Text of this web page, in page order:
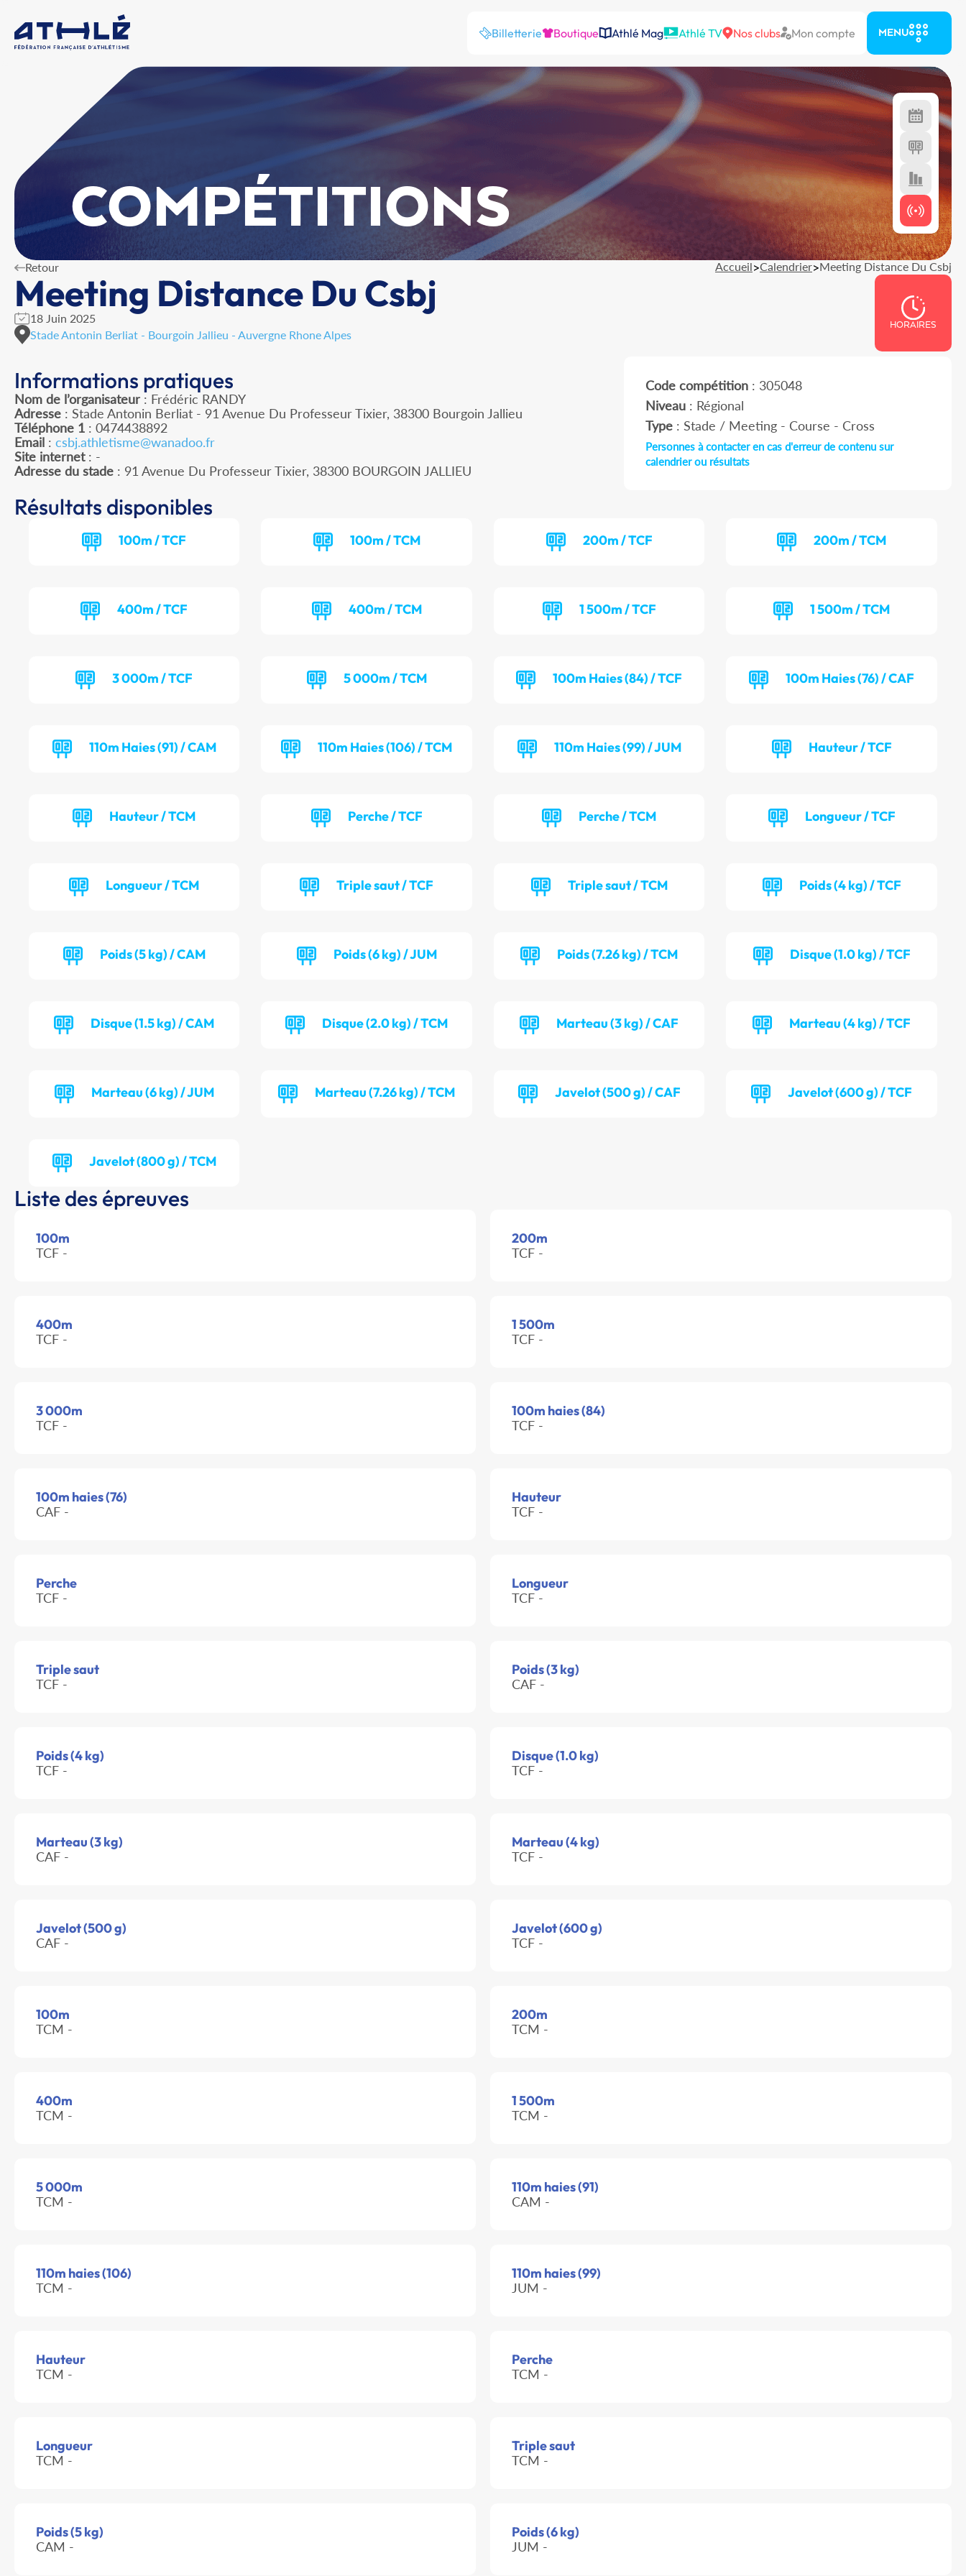
Billetterie Boutique Athlé Mag Athlé TV Nos clubs Mon compte MENU
COMPÉTITIONS
Retour Accueil>Calendrier>Meeting Distance Du Csbj
Meeting Distance Du Csbj
18 Juin 2025
Stade Antonin Berliat - Bourgoin Jallieu - Auvergne Rhone Alpes
HORAIRES
Informations pratiques
Nom de l’organisateur : Frédéric RANDY
Adresse : Stade Antonin Berliat - 91 Avenue Du Professeur Tixier, 38300 Bourgoin Jallieu
Téléphone 1 : 0474438892
Email : csbj.athletisme@wanadoo.fr
Site internet: -
Adresse du stade : 91 Avenue Du Professeur Tixier, 38300 BOURGOIN JALLIEU
Code compétition: 305048
Niveau: Régional
Type: Stade / Meeting - Course - Cross
Personnes à contacter en cas d'erreur de contenu sur
calendrier ou résultats
Résultats disponibles
100m / TCF 100m / TCM 200m / TCF 200m / TCM
400m / TCF 400m / TCM 1 500m / TCF 1 500m / TCM
3 000m / TCF 5 000m / TCM 100m Haies (84) / TCF 100m Haies (76) / CAF
110m Haies (91) / CAM 110m Haies (106) / TCM 110m Haies (99) / JUM Hauteur / TCF
Hauteur / TCM Perche / TCF Perche / TCM Longueur / TCF
Longueur / TCM Triple saut / TCF Triple saut / TCM Poids (4 kg) / TCF
Poids (5 kg) / CAM Poids (6 kg) / JUM Poids (7.26 kg) / TCM Disque (1.0 kg) / TCF
Disque (1.5 kg) / CAM Disque (2.0 kg) / TCM Marteau (3 kg) / CAF Marteau (4 kg) / TCF
Marteau (6 kg) / JUM Marteau (7.26 kg) / TCM Javelot (500 g) / CAF Javelot (600 g) / TCF
Javelot (800 g) / TCM
Liste des épreuves
100m
TCF -
200m
TCF -
400m
TCF -
1 500m
TCF -
3 000m
TCF -
100m haies (84)
TCF -
100m haies (76)
CAF -
Hauteur
TCF -
Perche
TCF -
Longueur
TCF -
Triple saut
TCF -
Poids (3 kg)
CAF -
Poids (4 kg)
TCF -
Disque (1.0 kg)
TCF -
Marteau (3 kg)
CAF -
Marteau (4 kg)
TCF -
Javelot (500 g)
CAF -
Javelot (600 g)
TCF -
100m
TCM -
200m
TCM -
400m
TCM -
1 500m
TCM -
5 000m
TCM -
110m haies (91)
CAM -
110m haies (106)
TCM -
110m haies (99)
JUM -
Hauteur
TCM -
Perche
TCM -
Longueur
TCM -
Triple saut
TCM -
Poids (5 kg)
CAM -
Poids (6 kg)
JUM -